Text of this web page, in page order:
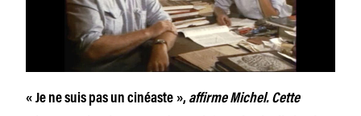
« Je ne suis pas un cinéaste », affirme Michel. Cette